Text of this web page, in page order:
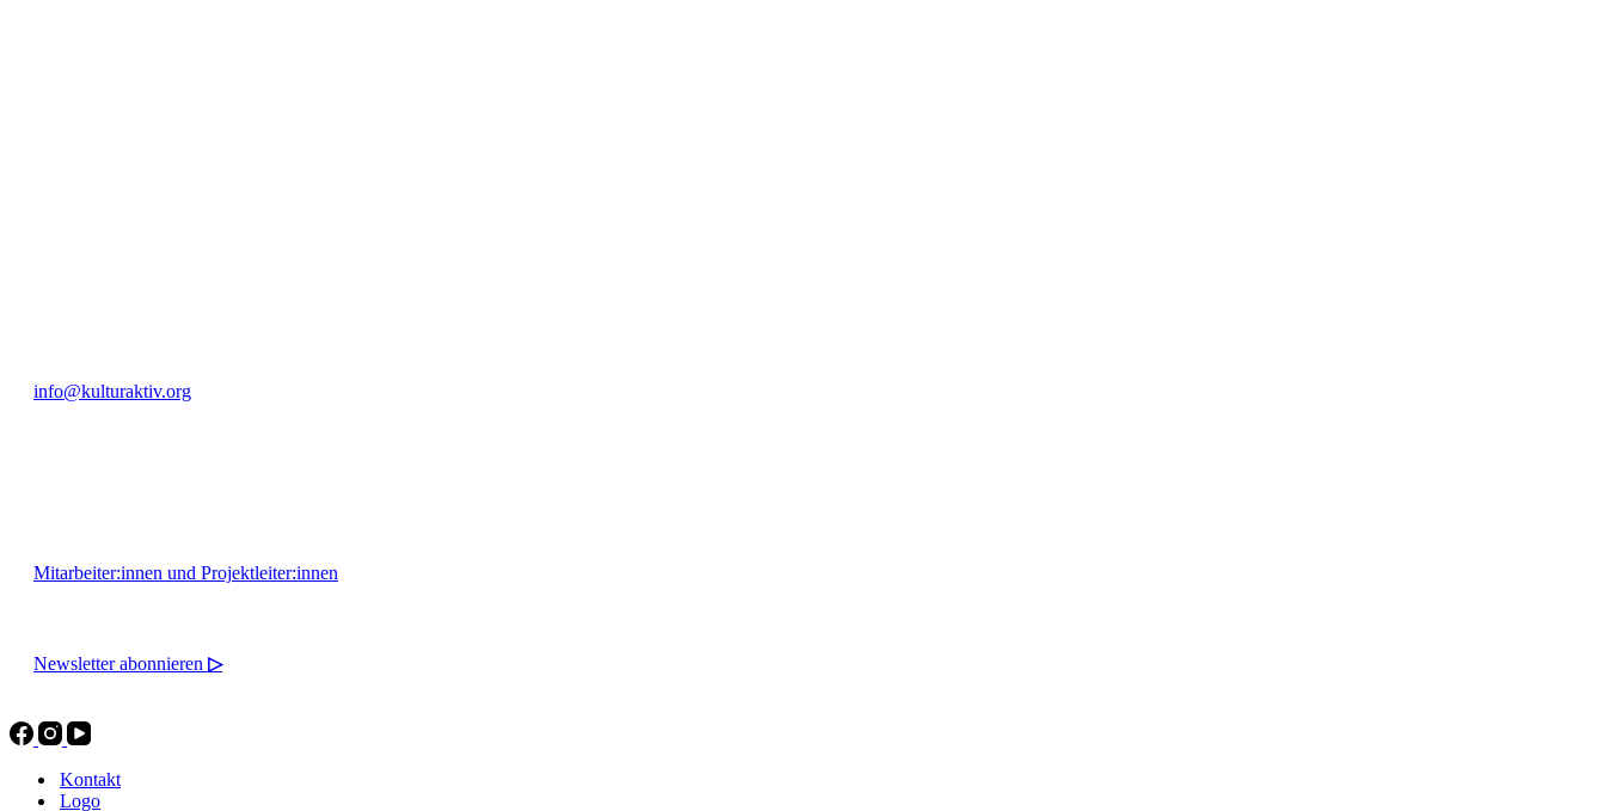
info@kulturaktiv.org
Mitarbeiter:innen und Projektleiter:innen
Newsletter abonnieren ▷
Kontakt
Logo